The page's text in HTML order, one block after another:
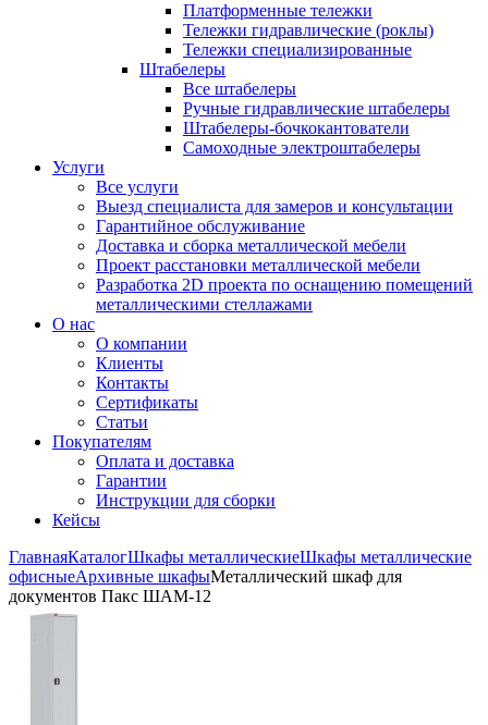
Платформенные тележки
Тележки гидравлические (роклы)
Тележки специализированные
Штабелеры
Все штабелеры
Ручные гидравлические штабелеры
Штабелеры-бочкокантователи
Самоходные электроштабелеры
Услуги
Все услуги
Выезд специалиста для замеров и консультации
Гарантийное обслуживание
Доставка и сборка металлической мебели
Проект расстановки металлической мебели
Разработка 2D проекта по оснащению помещений
металлическими стеллажами
О нас
О компании
Клиенты
Контакты
Сертификаты
Статьи
Покупателям
Оплата и доставка
Гарантии
Инструкции для сборки
Кейсы
ГлавнаяКаталогШкафы металлическиеШкафы металлические
офисныеАрхивные шкафыМеталлический шкаф для
документов Пакс ШАМ-12